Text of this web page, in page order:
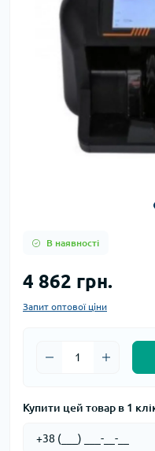
В наявності
4 862 грн.
Запит оптової ціни
Купити цей товар в 1